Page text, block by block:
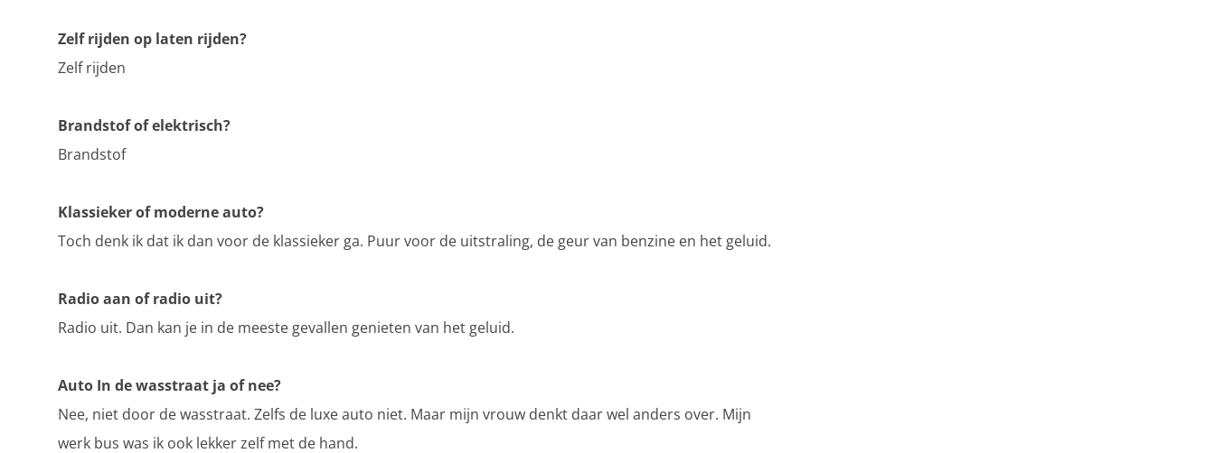
Zelf rijden op laten rijden?
Zelf rijden
Brandstof of elektrisch?
Brandstof
Klassieker of moderne auto?
Toch denk ik dat ik dan voor de klassieker ga. Puur voor de uitstraling, de geur van benzine en het geluid.
Radio aan of radio uit?
Radio uit. Dan kan je in de meeste gevallen genieten van het geluid.
Auto In de wasstraat ja of nee?
Nee, niet door de wasstraat. Zelfs de luxe auto niet. Maar mijn vrouw denkt daar wel anders over. Mijn
werk bus was ik ook lekker zelf met de hand.